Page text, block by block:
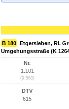
B 180 Etgersleben, Ri.
Umgehungsstraße (K
Nr.
1.101
(9.560)
DTV
615